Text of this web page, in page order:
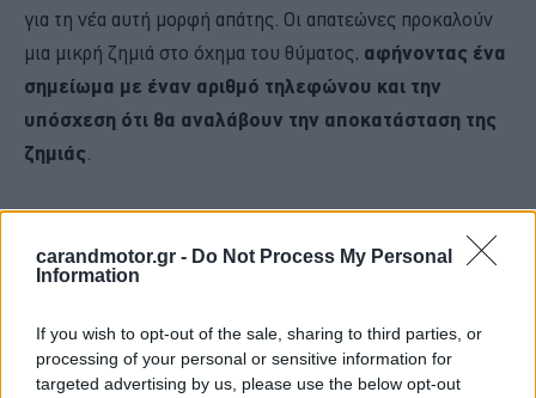
carandmotor.gr - Do Not Process My Personal
Information
If you wish to opt-out of the sale, sharing to third parties, or
processing of your personal or sensitive information for
targeted advertising by us, please use the below opt-out
για τη νέα αυτή μορφή απάτης. Οι απατεώνες προκαλούν
μια μικρή ζημιά στο όχημα του θύματος, αφήνοντας ένα
σημείωμα με έναν αριθμό τηλεφώνου και την
υπόσχεση ότι θα αναλάβουν την αποκατάσταση της
ζημιάς.
Όταν το θύμα καλεί τον αριθμό, οι απατεώνες τον
κατευθύνουν να επικοινωνήσει μαζί τους μέσω
WhatsApp, όπου του στέλνουν έναν σύνδεσμο που
Ωστόσο, ο σύνδεσμος αυτός είναι στην
πραγματικότητα μια παγίδα, σχεδιασμένη να κλέψει